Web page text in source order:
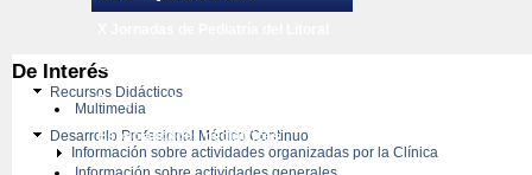
Estudiantes de Grado
Posgrado de Pediatría
Especialidades pedíatricas
De Interés
Recursos Didácticos
Multimedia
Desarrollo Profesional Médico Continuo
Información sobre actividades organizadas por la Clínica